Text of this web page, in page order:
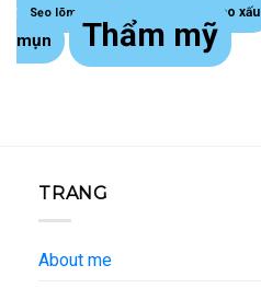
Sẹo lõm trứng cá Sẹo lồi - sẹo xấu
mụn
Thẩm mỹ
TRANG
About me